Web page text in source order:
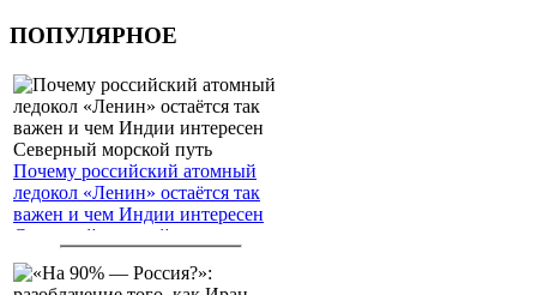
ПОПУЛЯРНОЕ
Почему российский атомный
ледокол «Ленин» остаётся так
важен и чем Индии интересен
Северный морской путь